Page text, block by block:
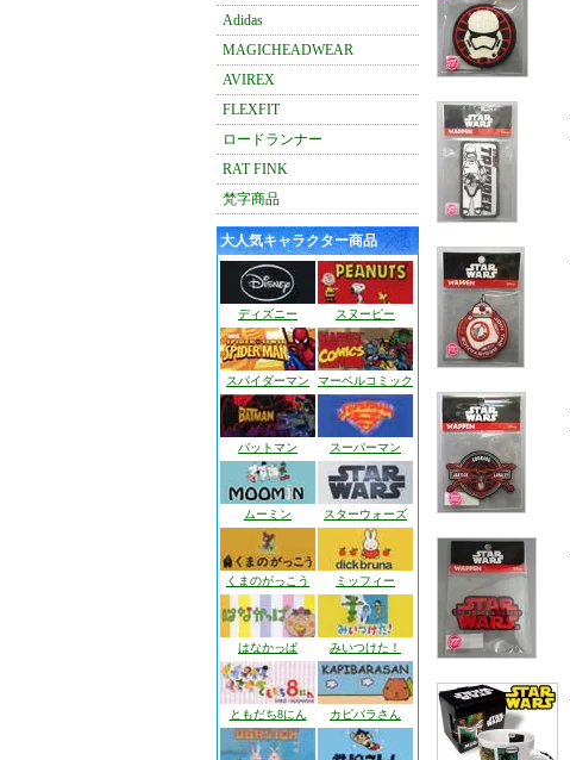
Adidas
MAGICHEADWEAR
AVIREX
FLEXFIT
ロードランナー
RAT FINK
梵字商品
大人気キャラクター商品
ディズニー スヌーピー
スパイダーマン マーベルコミック
バットマン スーパーマン
ムーミン スターウォーズ
くまのがっこう ミッフィー
はなかっぱ みいつけた！
ともだち8にん カピバラさん